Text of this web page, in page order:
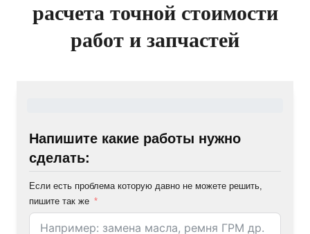
расчета точной стоимости
работ и запчастей
Напишите какие работы нужно
сделать:
Если есть проблема которую давно не можете решить,
пишите так же